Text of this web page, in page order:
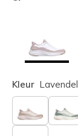
Kleur Lavendel